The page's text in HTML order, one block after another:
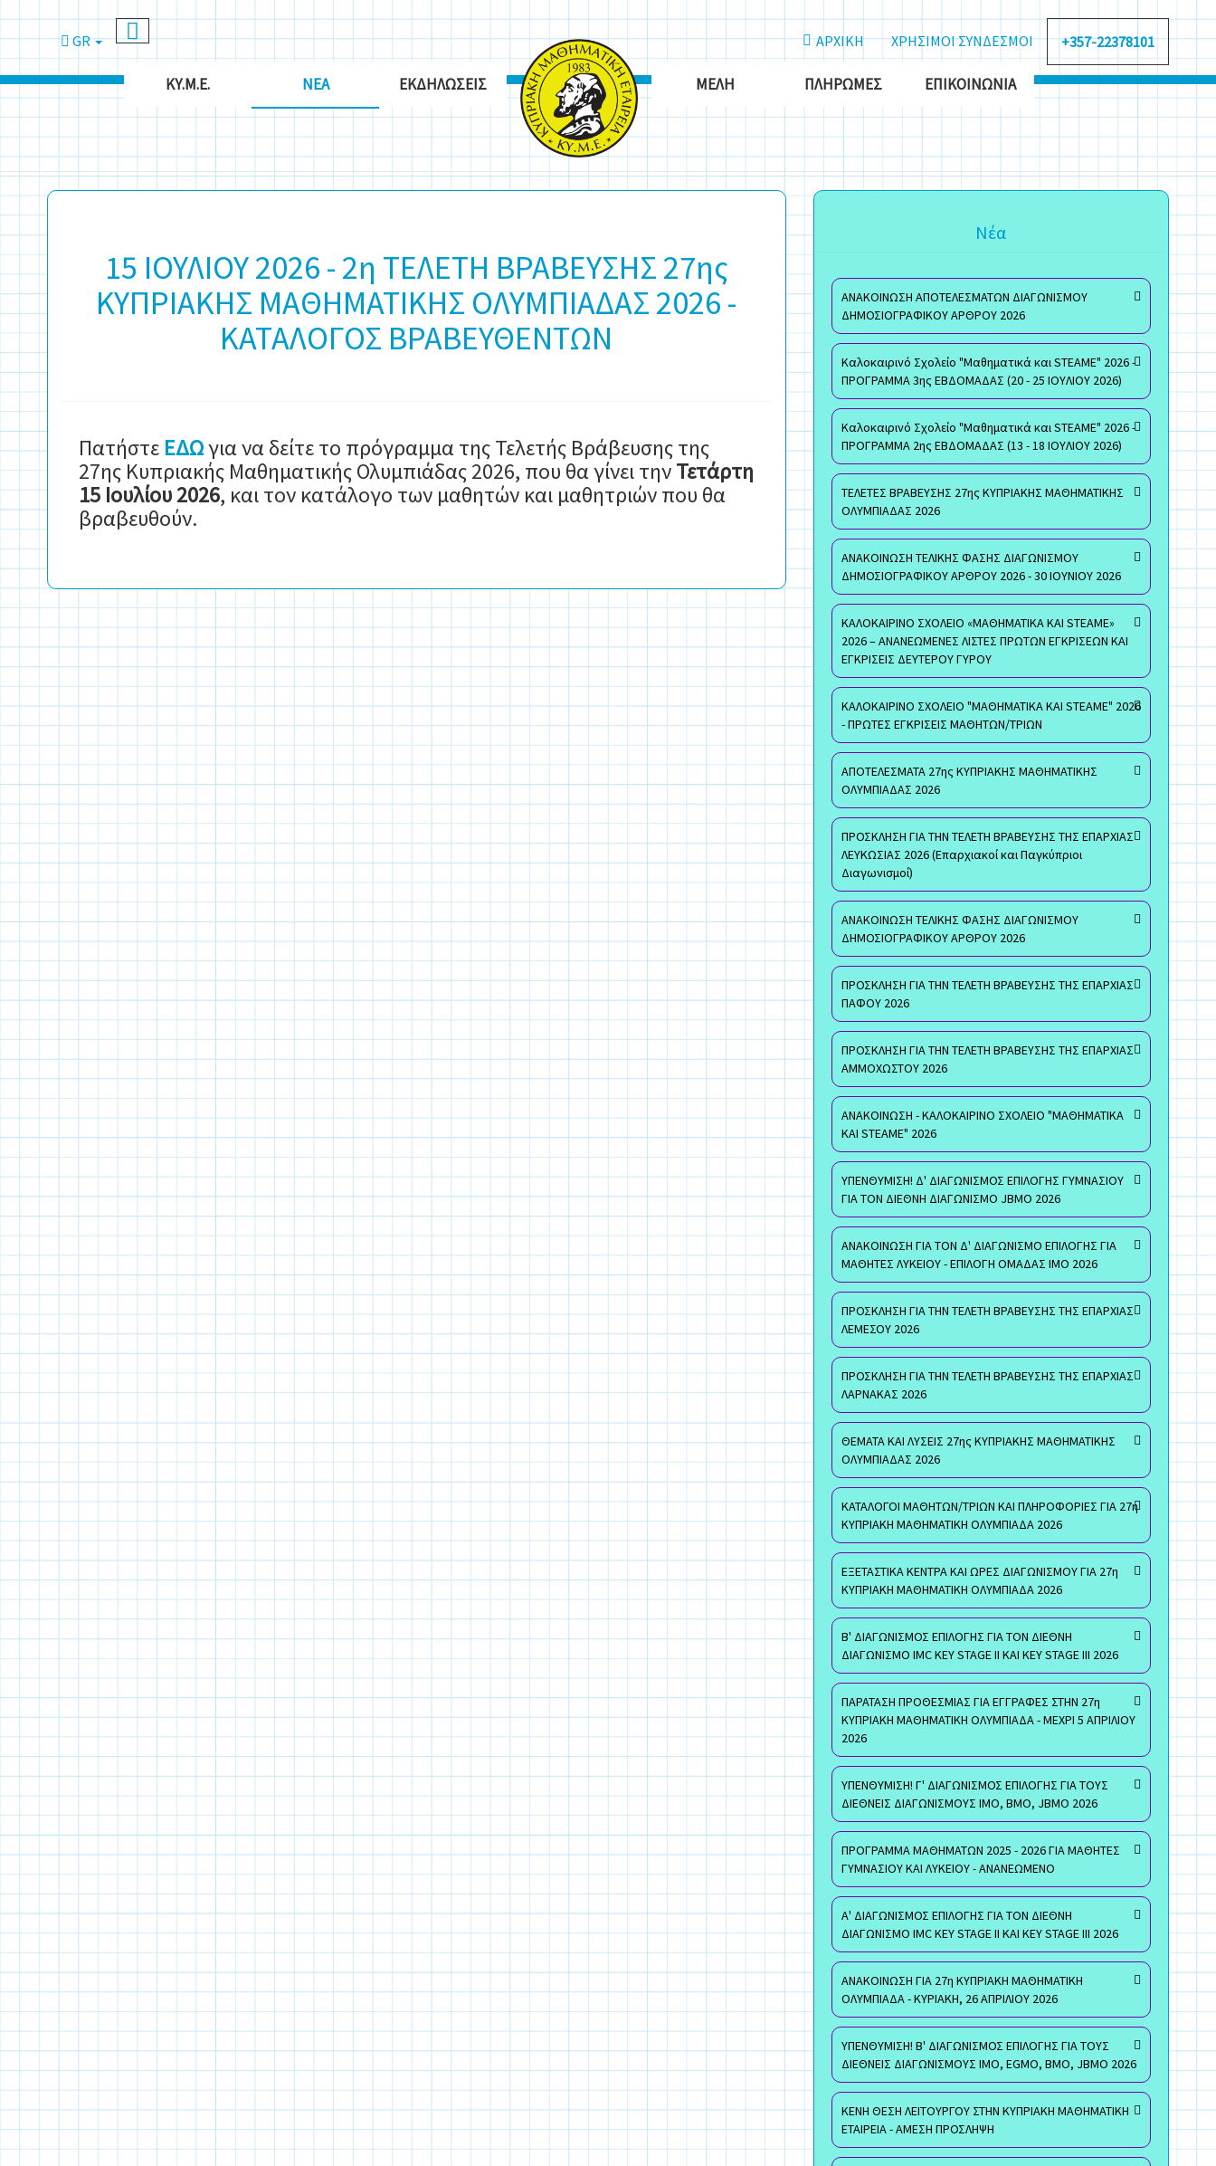
ΑΡΧΙΚΗ ΧΡΗΣΙΜΟΙ ΣΥΝΔΕΣΜΟΙ +357-22378101
GR
ΚΥ.Μ.Ε. ΝΈΑ ΕΚΔΗΛΏΣΕΙΣ ΜΈΛΗ ΠΛΗΡΩΜΈΣ ΕΠΙΚΟΙΝΩΝΊΑ
15 ΙΟΥΛΙΟΥ 2026 - 2η ΤΕΛΕΤΗ ΒΡΑΒΕΥΣΗΣ 27ης
ΚΥΠΡΙΑΚΗΣ ΜΑΘΗΜΑΤΙΚΗΣ ΟΛΥΜΠΙΑΔΑΣ 2026 -
ΚΑΤΑΛΟΓΟΣ ΒΡΑΒΕΥΘΕΝΤΩΝ
Πατήστε ΕΔΩγια να δείτε το πρόγραμμα της Τελετής Βράβευσης της
27ης Κυπριακής Μαθηματικής Ολυμπιάδας 2026, που θα γίνει τηνΤετάρτη
15 Ιουλίου 2026, και τον κατάλογο των μαθητών και μαθητριών που θα
βραβευθούν.
Νέα
ΑΝΑΚΟΙΝΩΣΗ ΑΠΟΤΕΛΕΣΜΑΤΩΝ ΔΙΑΓΩΝΙΣΜΟΥ
ΔΗΜΟΣΙΟΓΡΑΦΙΚΟΥ ΑΡΘΡΟΥ 2026
Καλοκαιρινό Σχολείο "Μαθηματικά και STEAME" 2026 -
ΠΡΟΓΡΑΜΜΑ 3ης ΕΒΔΟΜΑΔΑΣ (20 - 25 ΙΟΥΛΙΟΥ 2026)
Καλοκαιρινό Σχολείο "Μαθηματικά και STEAME" 2026 -
ΠΡΟΓΡΑΜΜΑ 2ης ΕΒΔΟΜΑΔΑΣ (13 - 18 ΙΟΥΛΙΟΥ 2026)
ΤΕΛΕΤΕΣ ΒΡΑΒΕΥΣΗΣ 27ης ΚΥΠΡΙΑΚΗΣ ΜΑΘΗΜΑΤΙΚΗΣ
ΟΛΥΜΠΙΑΔΑΣ 2026
ΑΝΑΚΟΙΝΩΣΗ ΤΕΛΙΚΗΣ ΦΑΣΗΣ ΔΙΑΓΩΝΙΣΜΟΥ
ΔΗΜΟΣΙΟΓΡΑΦΙΚΟΥ ΑΡΘΡΟΥ 2026 - 30 ΙΟΥΝΙΟΥ 2026
ΚΑΛΟΚΑΙΡΙΝΟ ΣΧΟΛΕΙΟ «ΜΑΘΗΜΑΤΙΚΑ ΚΑΙ STEAME»
2026 – ΑΝΑΝΕΩΜΕΝΕΣ ΛΙΣΤΕΣ ΠΡΩΤΩΝ ΕΓΚΡΙΣΕΩΝ ΚΑΙ
ΕΓΚΡΙΣΕΙΣ ΔΕΥΤΕΡΟΥ ΓΥΡΟΥ
ΚΑΛΟΚΑΙΡΙΝΟ ΣΧΟΛΕΙΟ "ΜΑΘΗΜΑΤΙΚΑ ΚΑΙ STEAME" 2026
- ΠΡΩΤΕΣ ΕΓΚΡΙΣΕΙΣ ΜΑΘΗΤΩΝ/ΤΡΙΩΝ
ΑΠΟΤΕΛΕΣΜΑΤΑ 27ης ΚΥΠΡΙΑΚΗΣ ΜΑΘΗΜΑΤΙΚΗΣ
ΟΛΥΜΠΙΑΔΑΣ 2026
ΠΡΟΣΚΛΗΣΗ ΓΙΑ ΤΗΝ ΤΕΛΕΤΗ ΒΡΑΒΕΥΣΗΣ ΤΗΣ ΕΠΑΡΧΙΑΣ
ΛΕΥΚΩΣΙΑΣ 2026 (Επαρχιακοί και Παγκύπριοι
Διαγωνισμοί)
ΑΝΑΚΟΙΝΩΣΗ ΤΕΛΙΚΗΣ ΦΑΣΗΣ ΔΙΑΓΩΝΙΣΜΟΥ
ΔΗΜΟΣΙΟΓΡΑΦΙΚΟΥ ΑΡΘΡΟΥ 2026
ΠΡΟΣΚΛΗΣΗ ΓΙΑ ΤΗΝ ΤΕΛΕΤΗ ΒΡΑΒΕΥΣΗΣ ΤΗΣ ΕΠΑΡΧΙΑΣ
ΠΑΦΟΥ 2026
ΠΡΟΣΚΛΗΣΗ ΓΙΑ ΤΗΝ ΤΕΛΕΤΗ ΒΡΑΒΕΥΣΗΣ ΤΗΣ ΕΠΑΡΧΙΑΣ
ΑΜΜΟΧΩΣΤΟΥ 2026
ΑΝΑΚΟΙΝΩΣΗ - ΚΑΛΟΚΑΙΡΙΝΟ ΣΧΟΛΕΙΟ "ΜΑΘΗΜΑΤΙΚΑ
ΚΑΙ STEAME" 2026
ΥΠΕΝΘΥΜΙΣΗ! Δ' ΔΙΑΓΩΝΙΣΜΟΣ ΕΠΙΛΟΓΗΣ ΓΥΜΝΑΣΙΟΥ
ΓΙΑ ΤΟΝ ΔΙΕΘΝΗ ΔΙΑΓΩΝΙΣΜΟ JBMO 2026
ΑΝΑΚΟΙΝΩΣΗ ΓΙΑ ΤΟΝ Δ' ΔΙΑΓΩΝΙΣΜΟ ΕΠΙΛΟΓΗΣ ΓΙΑ
ΜΑΘΗΤΕΣ ΛΥΚΕΙΟΥ - ΕΠΙΛΟΓΗ ΟΜΑΔΑΣ ΙΜΟ 2026
ΠΡΟΣΚΛΗΣΗ ΓΙΑ ΤΗΝ ΤΕΛΕΤΗ ΒΡΑΒΕΥΣΗΣ ΤΗΣ ΕΠΑΡΧΙΑΣ
ΛΕΜΕΣΟΥ 2026
ΠΡΟΣΚΛΗΣΗ ΓΙΑ ΤΗΝ ΤΕΛΕΤΗ ΒΡΑΒΕΥΣΗΣ ΤΗΣ ΕΠΑΡΧΙΑΣ
ΛΑΡΝΑΚΑΣ 2026
ΘΕΜΑΤΑ ΚΑΙ ΛΥΣΕΙΣ 27ης ΚΥΠΡΙΑΚΗΣ ΜΑΘΗΜΑΤΙΚΗΣ
ΟΛΥΜΠΙΑΔΑΣ 2026
ΚΑΤΑΛΟΓΟΙ ΜΑΘΗΤΩΝ/ΤΡΙΩΝ ΚΑΙ ΠΛΗΡΟΦΟΡΙΕΣ ΓΙΑ 27η
ΚΥΠΡΙΑΚΗ ΜΑΘΗΜΑΤΙΚΗ ΟΛΥΜΠΙΑΔΑ 2026
ΕΞΕΤΑΣΤΙΚΑ ΚΕΝΤΡΑ ΚΑΙ ΩΡΕΣ ΔΙΑΓΩΝΙΣΜΟΥ ΓΙΑ 27η
ΚΥΠΡΙΑΚΗ ΜΑΘΗΜΑΤΙΚΗ ΟΛΥΜΠΙΑΔΑ 2026
Β' ΔΙΑΓΩΝΙΣΜΟΣ ΕΠΙΛΟΓΗΣ ΓΙΑ ΤΟΝ ΔΙΕΘΝΗ
ΔΙΑΓΩΝΙΣΜΟ IMC KEY STAGE II ΚΑΙ KEY STAGE III 2026
ΠΑΡΑΤΑΣΗ ΠΡΟΘΕΣΜΙΑΣ ΓΙΑ ΕΓΓΡΑΦΕΣ ΣΤΗΝ 27η
ΚΥΠΡΙΑΚΗ ΜΑΘΗΜΑΤΙΚΗ ΟΛΥΜΠΙΑΔΑ - ΜΕΧΡΙ 5 ΑΠΡΙΛΙΟΥ
2026
ΥΠΕΝΘΥΜΙΣΗ! Γ' ΔΙΑΓΩΝΙΣΜΟΣ ΕΠΙΛΟΓΗΣ ΓΙΑ ΤΟΥΣ
ΔΙΕΘΝΕΙΣ ΔΙΑΓΩΝΙΣΜΟΥΣ ΙΜΟ, ΒΜΟ, JBMO 2026
ΠΡΟΓΡΑΜΜΑ ΜΑΘΗΜΑΤΩΝ 2025 - 2026 ΓΙΑ ΜΑΘΗΤΕΣ
ΓΥΜΝΑΣΙΟΥ ΚΑΙ ΛΥΚΕΙΟΥ - ΑΝΑΝΕΩΜΕΝΟ
Α' ΔΙΑΓΩΝΙΣΜΟΣ ΕΠΙΛΟΓΗΣ ΓΙΑ ΤΟΝ ΔΙΕΘΝΗ
ΔΙΑΓΩΝΙΣΜΟ IMC KEY STAGE II ΚΑΙ KEY STAGE III 2026
ΑΝΑΚΟΙΝΩΣΗ ΓΙΑ 27η ΚΥΠΡΙΑΚΗ ΜΑΘΗΜΑΤΙΚΗ
ΟΛΥΜΠΙΑΔΑ - ΚΥΡΙΑΚΗ, 26 ΑΠΡΙΛΙΟΥ 2026
ΥΠΕΝΘΥΜΙΣΗ! Β' ΔΙΑΓΩΝΙΣΜΟΣ ΕΠΙΛΟΓΗΣ ΓΙΑ ΤΟΥΣ
ΔΙΕΘΝΕΙΣ ΔΙΑΓΩΝΙΣΜΟΥΣ ΙΜΟ, EGMO, ΒΜΟ, JBMO 2026
ΚΕΝΗ ΘΕΣΗ ΛΕΙΤΟΥΡΓΟΥ ΣΤΗΝ ΚΥΠΡΙΑΚΗ ΜΑΘΗΜΑΤΙΚΗ
ΕΤΑΙΡΕΙΑ - ΑΜΕΣΗ ΠΡΟΣΛΗΨΗ